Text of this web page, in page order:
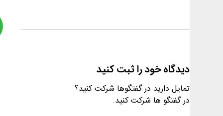
دیدگاه خود را ثبت کنید
تمایل دارید در گفتگوها شرکت کنید؟
در گفتگو ها شرکت کنید.